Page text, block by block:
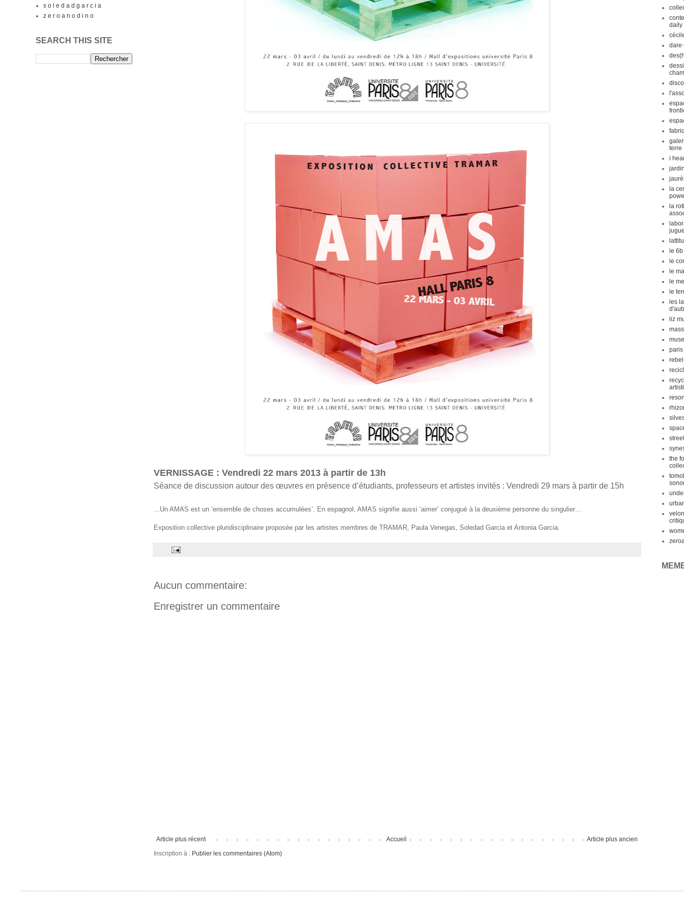
VERNISSAGE : Vendredi 22 mars 2013 à partir de 13h
Séance de discussion autour des œuvres en présence d’étudiants, professeurs et artistes invités : Vendredi 29 mars à partir de 15h
...Un AMAS est un ‘ensemble de choses accumulées’. En espagnol, AMAS signifie aussi ‘aimer’ conjugué à la deuxième personne du singulier…
Exposition collective pluridisciplinaire proposée par les artistes membres de TRAMAR, Paula Venegas, Soledad Garcia et Antonia Garcia.
Aucun commentaire:
Enregistrer un commentaire
Article plus récent Article plus ancien
Accueil
Inscription à : Publier les commentaires (Atom)
s o l e d a d g a r c i a
z e r o a n o d i n o
SEARCH THIS SITE
daily
dare
terre
i
la
la
le 6b
le
le
le
le
les
liz
paris
the